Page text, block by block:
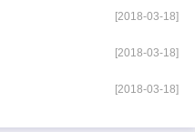
[2018-03-18]
[2018-03-18]
[2018-03-18]